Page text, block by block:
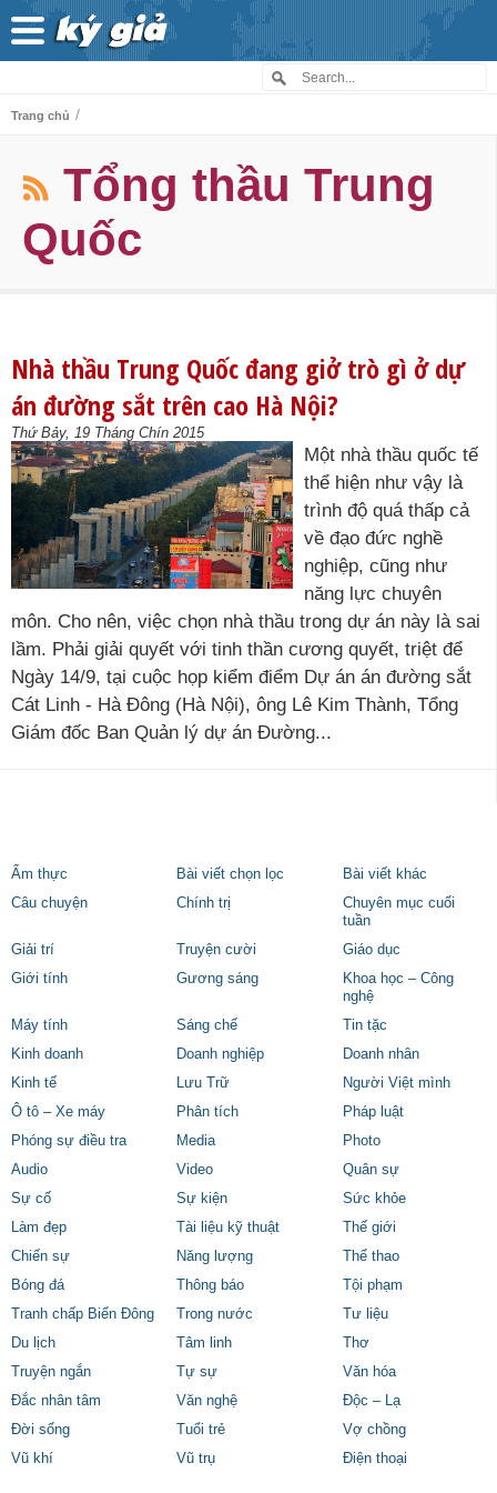
Trang chủ /
Tổng thầu Trung
Quốc
Nhà thầu Trung Quốc đang giở trò gì ở dự
án đường sắt trên cao Hà Nội?
Thứ Bảy, 19 Tháng Chín 2015
Một nhà thầu quốc tế
thể hiện như vậy là
trình độ quá thấp cả
về đạo đức nghề
nghiệp, cũng như
năng lực chuyên
môn. Cho nên, việc chọn nhà thầu trong dự án này là sai
lầm. Phải giải quyết với tinh thần cương quyết, triệt để
Ngày 14/9, tại cuộc họp kiểm điểm Dự án án đường sắt
Cát Linh - Hà Đông (Hà Nội), ông Lê Kim Thành, Tổng
Giám đốc Ban Quản lý dự án Đường...
Ẩm thực Bài viết chọn lọc
Bài viết khác
Câu chuyện
Chính trị
Chuyên mục cuối
tuần
Giải trí
Truyện cười
Giáo dục
Giới tính
Gương sáng
Khoa học – Công
nghệ
Máy tính
Sáng chế
Tin tặc
Kinh doanh
Doanh nghiệp
Doanh nhân
Kinh tế
Lưu Trữ
Người Việt mình
Ô tô – Xe máy
Phân tích
Pháp luật
Phóng sự điều tra
Media
Photo
Audio
Video
Quân sự
Sự cố
Sự kiện
Sức khỏe
Làm đẹp
Tài liệu kỹ thuật
Thế giới
Chiến sự
Năng lượng
Thể thao
Bóng đá
Thông báo
Tội phạm
Tranh chấp Biển Đông
Trong nước
Tư liệu
Du lịch
Tâm linh
Thơ
Truyện ngắn
Tự sự
Văn hóa
Đắc nhân tâm
Văn nghệ
Độc – Lạ
Đời sống
Tuổi trẻ
Vợ chồng
Vũ khí
Vũ trụ Điện thoại